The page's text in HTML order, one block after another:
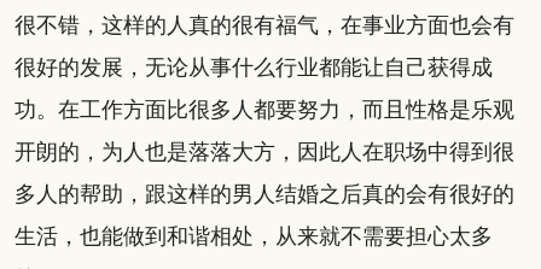
很不错，这样的人真的很有福气，在事业方面也会有
很好的发展，无论从事什么行业都能让自己获得成
功。在工作方面比很多人都要努力，而且性格是乐观
开朗的，为人也是落落大方，因此人在职场中得到很
多人的帮助，跟这样的男人结婚之后真的会有很好的
生活，也能做到和谐相处，从来就不需要担心太多